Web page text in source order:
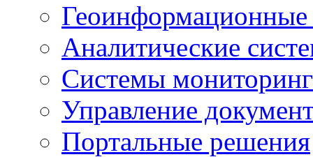
Аналитические
Системы
Управление
Портальные решения